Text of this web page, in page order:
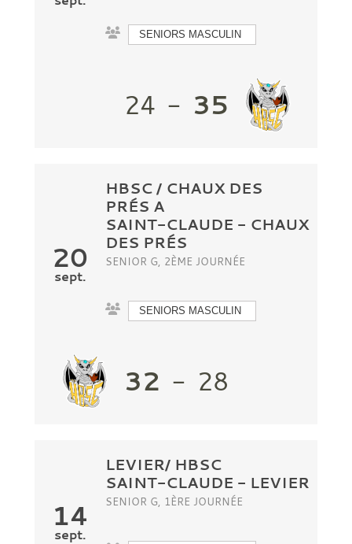
SENIORS MASCULIN
24 - 35
20
sept.
HBSC / CHAUX DES
PRÉS A
SAINT-CLAUDE - CHAUX
DES PRÉS
SENIOR G, 2ÈME JOURNÉE
SENIORS MASCULIN
32 - 28
14
sept.
LEVIER/ HBSC
SAINT-CLAUDE - LEVIER
SENIOR G, 1ÈRE JOURNÉE